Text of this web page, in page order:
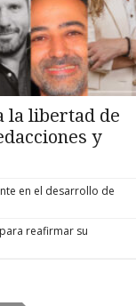
la libertad de
y
en el desarrollo de
reafirmar su